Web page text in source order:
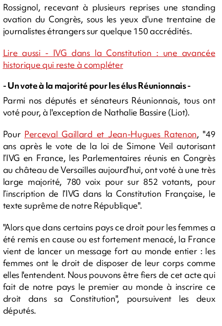
Rossignol, recevant à plusieurs reprises une standing
ovation du Congrès, sous les yeux d'une trentaine de
journalistes étrangers sur quelque 150 accrédités.
Lire aussi - IVG dans la Constitution : une avancée
historique qui reste à compléter
- Un vote à la majorité pour les élus Réunionnais -
Parmi nos députés et sénateurs Réunionnais, tous ont
voté pour, à l'exception de Nathalie Bassire (Liot).
Pour Perceval Gaillard et Jean-Hugues Ratenon, "49
ans après le vote de la loi de Simone Veil autorisant
l’IVG en France, les Parlementaires réunis en Congrès
au château de Versailles aujourd’hui, ont voté à une très
large majorité, 780 voix pour sur 852 votants, pour
l’inscription de l’IVG dans la Constitution Française, le
texte suprême de notre République".
"Alors que dans certains pays ce droit pour les femmes a
été remis en cause ou est fortement menacé, la France
vient de lancer un message fort au monde entier : les
femmes ont le droit de disposer de leur corps comme
elles l'entendent. Nous pouvons être fiers de cet acte qui
fait de notre pays le premier au monde à inscrire ce
droit dans sa Constitution", poursuivent les deux
députés.